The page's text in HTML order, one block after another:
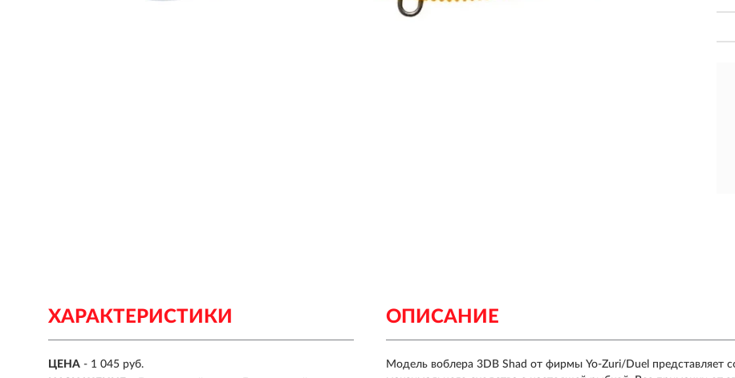
ХАРАКТЕРИСТИКИ
ЦЕНА - 1 045 руб.
ОПИСАНИЕ
Модель воблера3DB Shad от фирмыYo-Zuri/Duel представляет